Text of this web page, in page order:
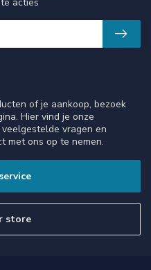
of je aankoop, bezoek
Hier vind je onze
vragen en
met ons op te nemen.
store
acties